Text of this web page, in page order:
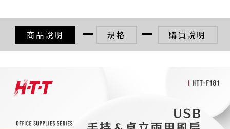
商品說明 規格 購買說明